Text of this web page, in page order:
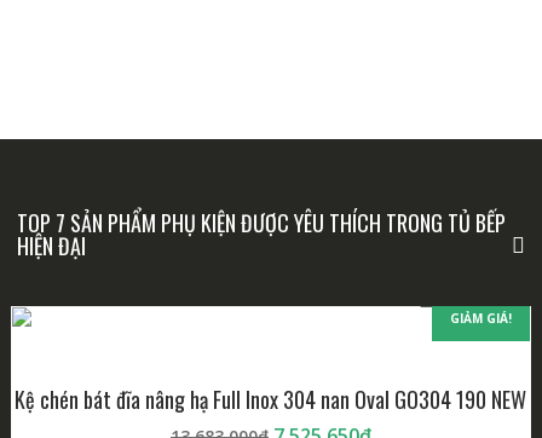
TOP 7 SẢN PHẨM PHỤ KIỆN ĐƯỢC YÊU THÍCH TRONG TỦ BẾP
HIỆN ĐẠI
GIẢM GIÁ!
Kệ chén bát đĩa nâng hạ Full Inox 304 nan Oval GO304 190 NEW